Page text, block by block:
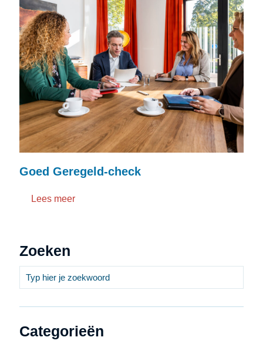
Goed Geregeld-check
Lees meer
Zoeken
Categorieën